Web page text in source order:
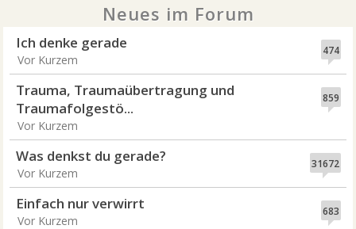
Neues im Forum
474
Ich denke gerade
Vor Kurzem
859
Trauma, Traumaübertragung und
Traumafolgestö...
Vor Kurzem
31672
Was denkst du gerade?
Vor Kurzem
683
Einfach nur verwirrt
Vor Kurzem